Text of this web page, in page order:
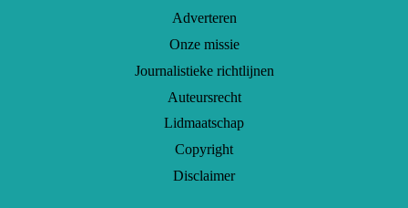
Adverteren
Onze missie
Journalistieke richtlijnen
Auteursrecht
Lidmaatschap
Copyright
Disclaimer